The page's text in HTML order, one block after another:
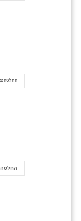
החלטה 1222
החלטה 1311